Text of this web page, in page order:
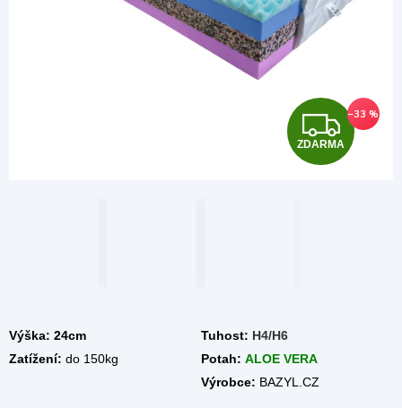
Z
D
ZDARMA
–33 %
Výška: 24cm Tuhost: H4/H6
Zatížení: do 150kg Potah: ALOE VERA
Výrobce: BAZYL.CZ